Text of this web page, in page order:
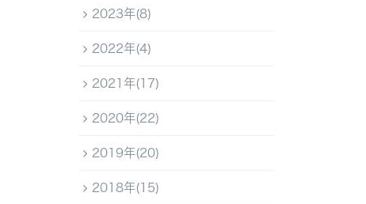
2023年(8)
2022年(4)
2021年(17)
2020年(22)
2019年(20)
2018年(15)